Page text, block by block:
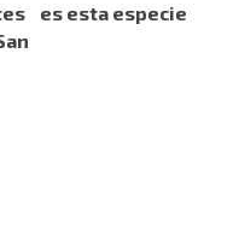
es esta especie